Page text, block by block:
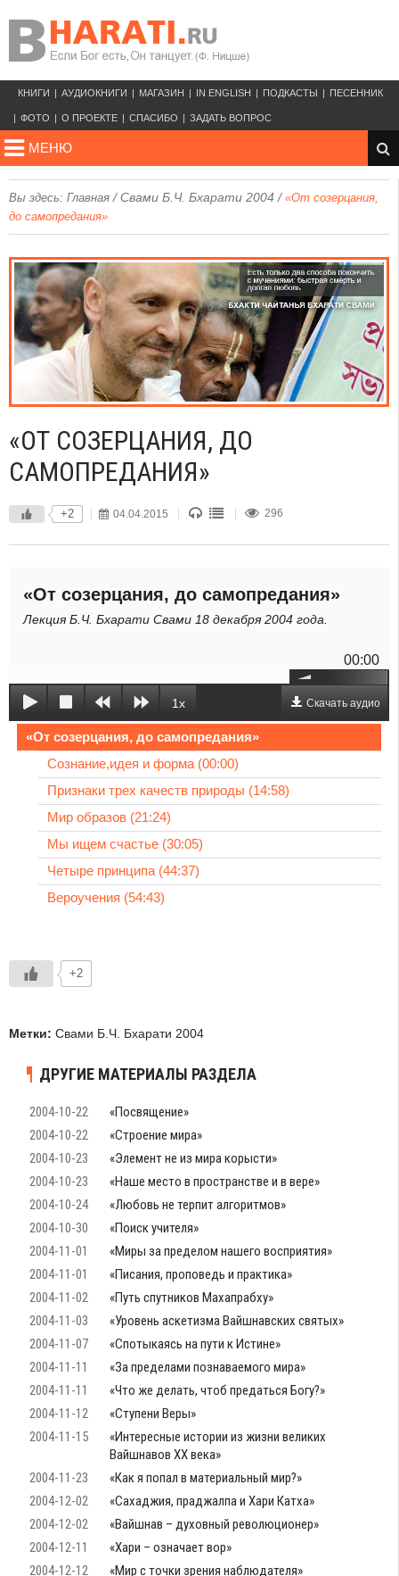
КНИГИ АУДИОКНИГИ МАГАЗИН IN ENGLISH ПОДКАСТЫ ПЕСЕННИК
ФОТО О ПРОЕКТЕ СПАСИБО ЗАДАТЬ ВОПРОС
МЕНЮ
Вы здесь: Главная /Свами Б.Ч. Бхарати 2004 / «От созерцания,
до самопредания»
«ОТ СОЗЕРЦАНИЯ, ДО
САМОПРЕДАНИЯ»
+2 04.04.2015 296
«От созерцания, до самопредания»
Лекция Б.Ч. Бхарати Свами 18 декабря 2004 года.
00:00
1x Скачать аудио
«От созерцания, до самопредания»
Сознание,идея и форма (00:00)
Признаки трех качеств природы (14:58)
Мир образов (21:24)
Мы ищем счастье (30:05)
Четыре принципа (44:37)
Вероучения (54:43)
+2
Метки: Свами Б.Ч. Бхарати 2004
ДРУГИЕ МАТЕРИАЛЫ РАЗДЕЛА
2004-10-22
«Посвящение»
2004-10-22
«Строение мира»
2004-10-23
«Элемент не из мира корысти»
2004-10-23
«Наше место в пространстве и в вере»
2004-10-24
«Любовь не терпит алгоритмов»
2004-10-30
«Поиск учителя»
2004-11-01
«Миры за пределом нашего восприятия»
2004-11-01
«Писания, проповедь и практика»
2004-11-02
«Путь спутников Махапрабху»
2004-11-03
«Уровень аскетизма Вайшнавских святых»
2004-11-07
«Спотыкаясь на пути к Истине»
2004-11-11
«За пределами познаваемого мира»
2004-11-11
«Что же делать, чтоб предаться Богу?»
2004-11-12
«Ступени Веры»
2004-11-15
«Интересные истории из жизни великих
Вайшнавов ХХ века»
2004-11-23
«Как я попал в материальный мир?»
2004-12-02
«Сахаджия, праджалпа и Хари Катха»
2004-12-02
«Вайшнав – духовный революционер»
2004-12-11
«Хари – означает вор»
2004-12-12
«Мир с точки зрения наблюдателя»